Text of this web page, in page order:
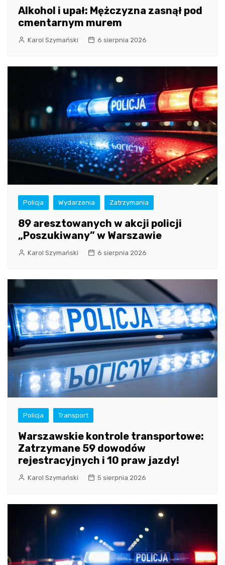
Alkohol i upał: Mężczyzna zasnął pod
cmentarnym murem
Karol Szymański 6 sierpnia 2026
Policja Wydarzenia Zatrzymania
89 aresztowanych w akcji policji
„Poszukiwany” w Warszawie
Karol Szymański 6 sierpnia 2026
Policja Transport
Warszawskie kontrole transportowe:
Zatrzymane 59 dowodów
rejestracyjnych i 10 praw jazdy!
Karol Szymański 5 sierpnia 2026